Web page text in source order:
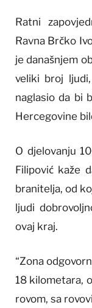
Ratni
Ravna Brčko
je današnjem
veliki broj
naglasio da bi
Hercegovine
O djelovanju
Filipović kaže
branitelja, od
ljudi
ovaj kraj.
“Zona
18 kilometara,
rovom, sa